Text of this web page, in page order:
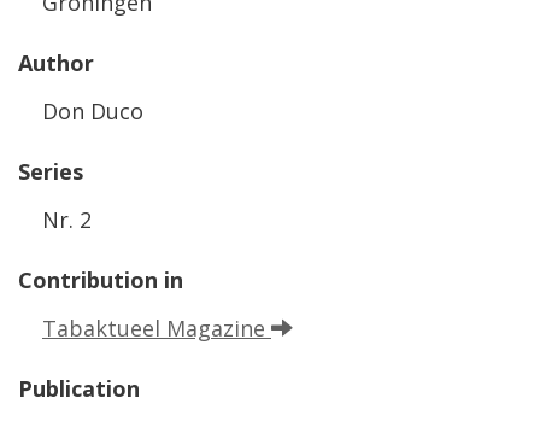
Author
Don Duco
Series
Nr. 2
Contribution in
Tabaktueel Magazine
Publication